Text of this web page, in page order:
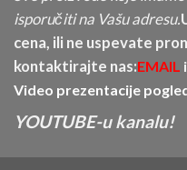
isporučiti na Vašu adresu.
cena, ili ne uspevate
kontaktirajte nas:EMAIL
Video prezentacije
YOUTUBE-u kanalu!